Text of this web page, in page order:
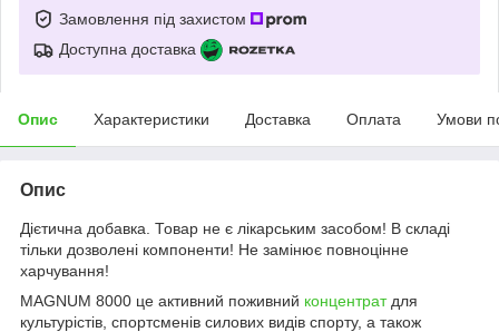
Замовлення під захистом
Доступна доставка
Опис Характеристики Доставка Оплата Умови
Опис
Дієтична добавка. Товар не є лікарським засобом! В складі
тільки дозволені компоненти! Не замінює повноцінне
харчування!
MAGNUM 8000 це активний поживний концентратдля
культурістів, спортсменів силових видів спорту, а також